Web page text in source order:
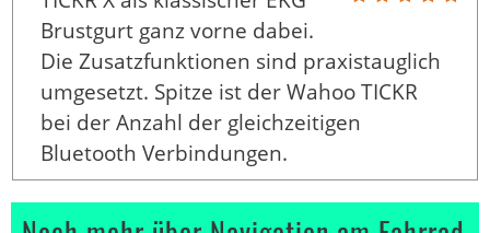
Brustgurt ganz vorne dabei.
Die Zusatzfunktionen sind praxistauglich
umgesetzt. Spitze ist der Wahoo TICKR
bei der Anzahl der gleichzeitigen
Bluetooth Verbindungen.